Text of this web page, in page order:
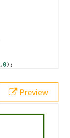
,0);
bottom ,
Preview